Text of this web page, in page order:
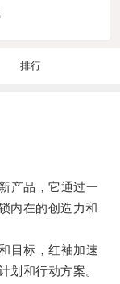
排行
产品，它通过一
内在的创造力和
目标，红袖加速
划和行动方案。